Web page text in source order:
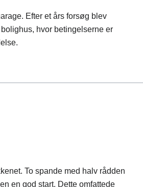
Efter et års forsøg blev
hvor betingelserne er
To spande med halv rådden
en god start. Dette omfattede